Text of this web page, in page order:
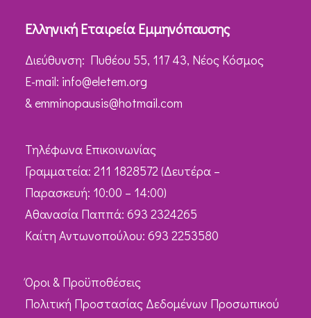
Ελληνική Εταιρεία Εμμηνόπαυσης
Διεύθυνση: Πυθέου 55, 117 43, Νέος Κόσμος
Ε-mail: info@eletem.org
&emminopausis@hotmail.com
Τηλέφωνα Επικοινωνίας
Γραμματεία: 211 1828572 (Δευτέρα –
Παρασκευή: 10:00 – 14:00)
Αθανασία Παππά: 693 2324265
Καίτη Αντωνοπούλου: 693 2253580
Όροι & Προϋποθέσεις
Πολιτική Προστασίας Δεδομένων Προσωπικού